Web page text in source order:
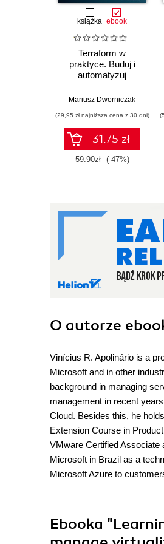
książka ebook
Terraform w
praktyce. Buduj i
automatyzuj
chmurową oraz
wykorzystaniem
Dockera
Mariusz Dworniczak
(29,95 zł najniższa cena z 30 dni)
31.75 zł
59.90zł (-47%)
O autorze
Vinícius R. Apolinário is a
Microsoft and in other
background in managing
management in recent
Cloud. Besides this, he
Extension Course in
VMware Certified Associate
Microsoft in Brazil as a
Microsoft Azure to
Ebooka